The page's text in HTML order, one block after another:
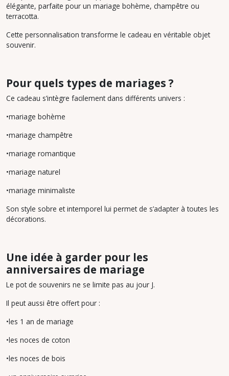
élégante, parfaite pour un mariage bohème, champêtre ou
terracotta.
Cette personnalisation transforme le cadeau en véritable objet
souvenir.
Pour quels types de mariages ?
Ce cadeau s’intègre facilement dans différents univers :
•mariage bohème
•mariage champêtre
•mariage romantique
•mariage naturel
•mariage minimaliste
Son style sobre et intemporel lui permet de s’adapter à toutes les
décorations.
Une idée à garder pour les
anniversaires de mariage
Le pot de souvenirs ne se limite pas au jour J.
Il peut aussi être offert pour :
•les 1 an de mariage
•les noces de coton
•les noces de bois